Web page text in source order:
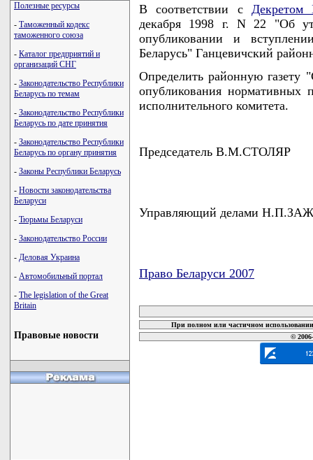
Полезные ресурсы
- Таможенный кодекс
таможенного союза
- Каталог предприятий и
организаций СНГ
- Законодательство Республики
Беларусь по темам
- Законодательство Республики
Беларусь по дате принятия
- Законодательство Республики
Беларусь по органу принятия
- Законы Республики Беларусь
- Новости законодательства
Беларуси
- Тюрьмы Беларуси
- Законодательство России
- Деловая Украина
- Автомобильный портал
- The legislation of the Great
Britain
Правовые новости
В соответствии с
Декретом
декабря 1998 г. N 22 "Об
опубликовании и
Беларусь" Ганцевичский
Определить районную газету
опубликования нормативных
исполнительного комитета.
Председатель В.М.СТОЛЯР
Управляющий делами
Право Беларуси 2007
При полном или частичном
©